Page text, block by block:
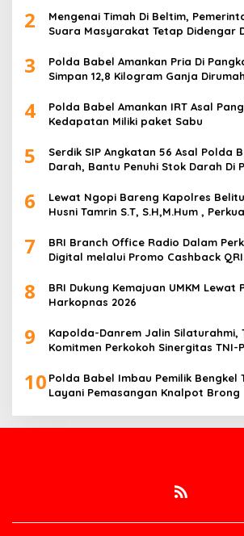
2
Mengenai Timah Di Beltim,
Suara Masyarakat Tetap Didengar
3
Polda Babel Amankan Pria Di
Simpan 12,8 Kilogram Ganja Dirumah
4
Polda Babel Amankan IRT Asal
Kedapatan Miliki paket Sabu
5
Serdik SIP Angkatan 56 Asal Polda
Darah, Bantu Penuhi Stok Darah Di
6
Lewat Ngopi Bareng Kapolres
Husni Tamrin S.T, S.H,M.Hum ,
7
BRI Branch Office Radio Dalam
Digital melalui Promo Cashback
8
BRI Dukung Kemajuan UMKM
Harkopnas 2026
9
Kapolda-Danrem Jalin Silaturahmi,
Komitmen Perkokoh Sinergitas TNI-
10 Polda Babel Imbau Pemilik Bengkel
Layani Pemasangan Knalpot Brong